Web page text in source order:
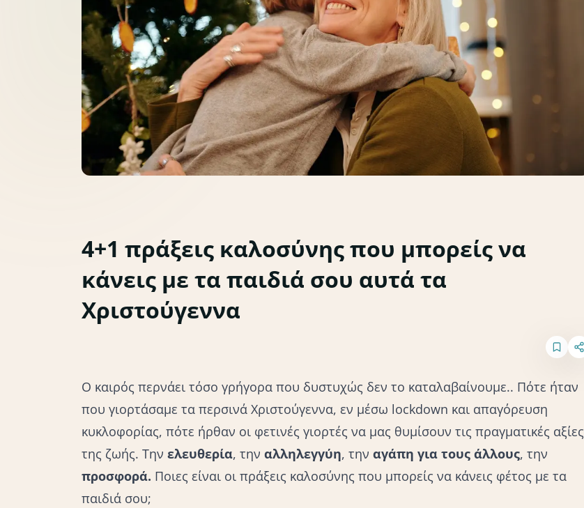
Lifestyle Χριστουγεννιάτικες
4+1 πράξεις καλοσύνης που μπορείς να
κάνεις με τα παιδιά σου αυτά τα
Χριστούγεννα
Ο καιρός περνάει τόσο γρήγορα που δυστυχώς δεν το καταλαβαίνουμε.. Πότε ήταν
που γιορτάσαμε τα περσινά Χριστούγεννα, εν μέσω lockdown και απαγόρευση
κυκλοφορίας, πότε ήρθαν οι φετινές γιορτές να μας θυμίσουν τις πραγματικές αξίες
της ζωής. Την ελευθερία, την αλληλεγγύη, την αγάπη για τους άλλους, την
προσφορά. Ποιες είναι οι πράξεις καλοσύνης που μπορείς να κάνεις φέτος με τα
παιδιά σου;